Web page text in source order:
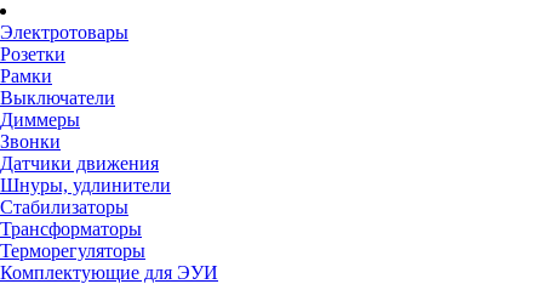
Электротовары
Розетки
Рамки
Выключатели
Диммеры
Звонки
Датчики движения
Шнуры, удлинители
Стабилизаторы
Трансформаторы
Терморегуляторы
Комплектующие для ЭУИ